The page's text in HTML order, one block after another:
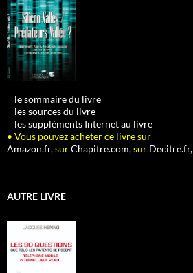
le sommaire du livre
les sources du livre
les suppléments Internet au livre
• Vous pouvez acheter ce livre sur
Amazon.fr,surChapitre.com,sur Decitre.fr,
AUTRE LIVRE